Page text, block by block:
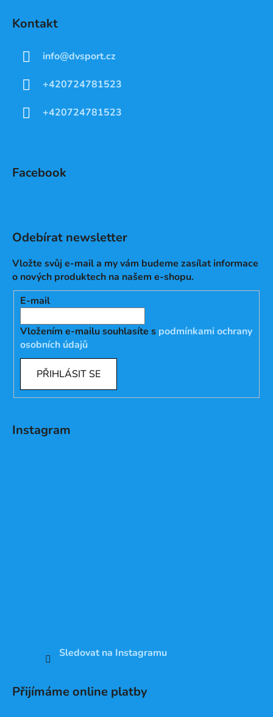
Kontakt
info@dvsport.cz
+420724781523
+420724781523
Facebook
Odebírat newsletter
Vložte svůj e-mail a my vám budeme zasílat informace
o nových produktech na našem e-shopu.
E-mail
Vložením e-mailu souhlasíte s podmínkami ochrany
osobních údajů
PŘIHLÁSIT SE
Instagram
Sledovat na Instagramu
Přijímáme online platby